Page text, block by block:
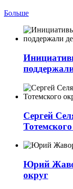
Больше
Сергей
Юрий
округ